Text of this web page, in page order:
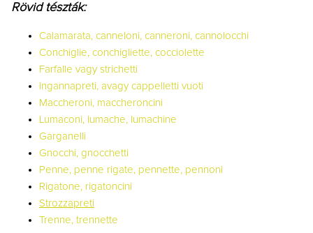
Rövid tészták:
Calamarata, canneloni, canneroni, cannolocchi
Conchiglie, conchigliette, cocciolette
Farfalle vagy strichetti
Ingannapreti, avagy cappelletti vuoti
Maccheroni, maccheroncini
Lumaconi, lumache, lumachine
Garganelli
Gnocchi, gnocchetti
Penne, penne rigate, pennette, pennoni
Rigatone, rigatoncini
Strozzapreti
Trenne, trennette